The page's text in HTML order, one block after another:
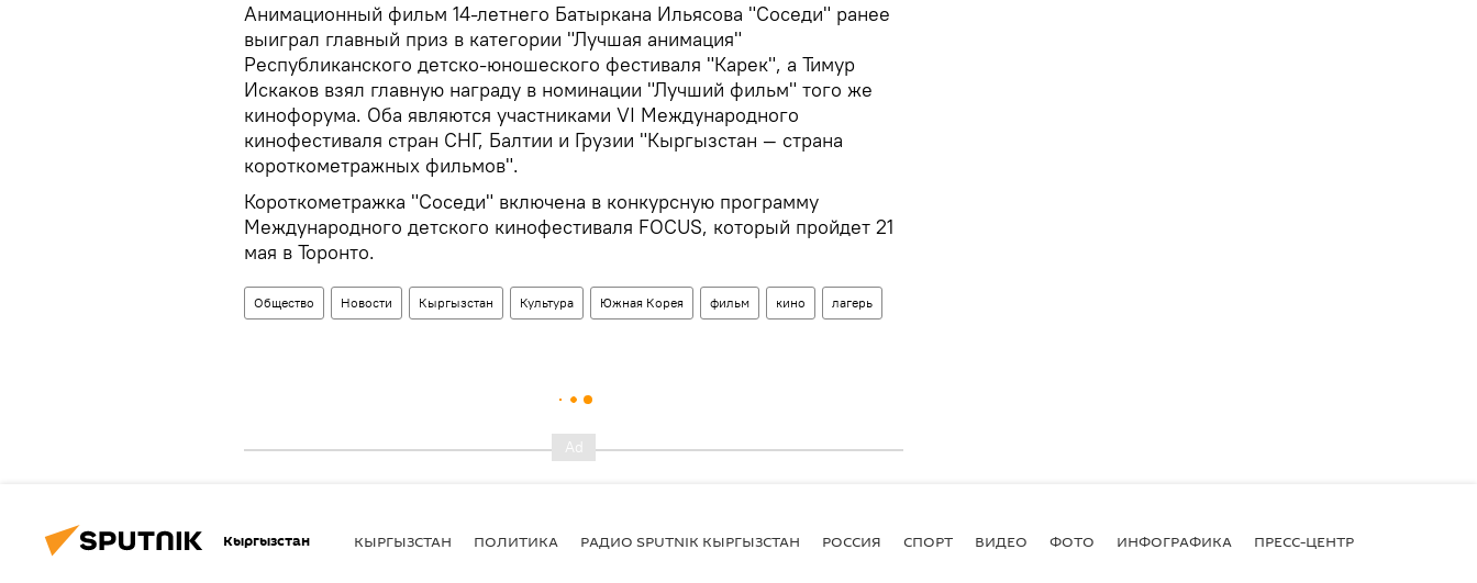
Анимационный фильм 14-летнего Батыркана Ильясова "Соседи" ранее
выиграл главный приз в категории "Лучшая анимация"
Республиканского детско-юношеского фестиваля "Карек", а Тимур
Искаков взял главную награду в номинации "Лучший фильм" того же
кинофорума. Оба являются участниками VI Международного
кинофестиваля стран СНГ, Балтии и Грузии "Кыргызстан — страна
короткометражных фильмов".
Короткометражка "Соседи" включена в конкурсную программу
Международного детского кинофестиваля FOCUS, который пройдет 21
мая в Торонто.
Общество Новости Кыргызстан Культура Южная Корея фильм кино лагерь
Кыргызстан КЫРГЫЗСТАН ПОЛИТИКА РАДИО SPUTNIK КЫРГЫЗСТАН РОССИЯ СПОРТ ВИДЕО ФОТО ИНФОГРАФИКА ПРЕСС-ЦЕНТР